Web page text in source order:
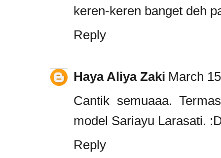
keren-keren banget deh
Reply
Haya Aliya Zaki March
Cantik semuaaa.
model Sariayu Larasati.
Reply